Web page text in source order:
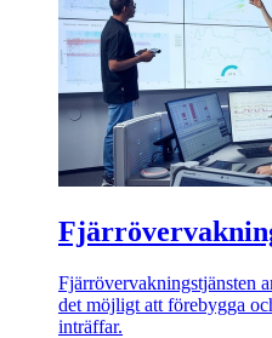
Fjärrövervakningstjänsten
det möjligt att förebygga
inträffar.